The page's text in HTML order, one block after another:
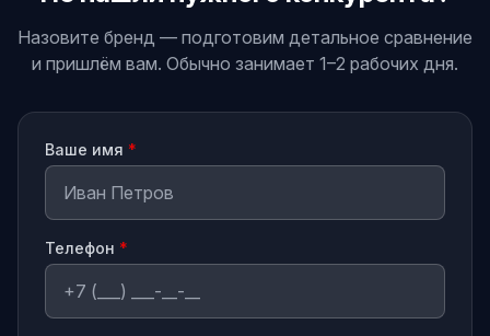
Назовите бренд — подготовим детальное сравнение
и пришлём вам. Обычно занимает 1–2 рабочих дня.
Ваше имя *
Телефон *